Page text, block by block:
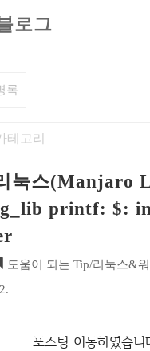
로그
록
눅스(Manjaro
printf: $:
도움이 되는 Tip/리눅스&
포스팅 이동하였습니